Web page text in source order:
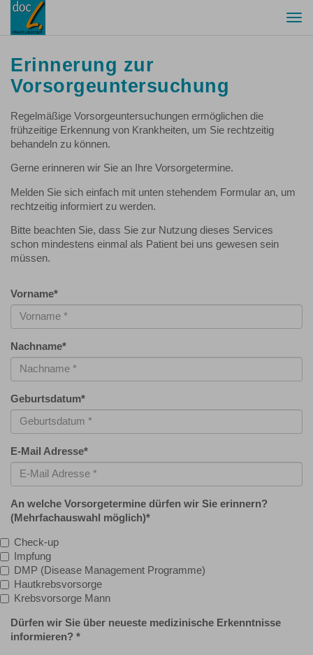
Erinnerung zur
Vorsorgeuntersuchung
Regelmäßige Vorsorgeuntersuchungen ermöglichen die
frühzeitige Erkennung von Krankheiten, um Sie rechtzeitig
behandeln zu können.
Gerne erinneren wir Sie an Ihre Vorsorgetermine.
Melden Sie sich einfach mit unten stehendem Formular an, um
rechtzeitig informiert zu werden.
Bitte beachten Sie, dass Sie zur Nutzung dieses Services
schon mindestens einmal als Patient bei uns gewesen sein
müssen.
Vorname*
Nachname*
Geburtsdatum*
E-Mail Adresse*
An welche Vorsorgetermine dürfen wir Sie erinnern?
(Mehrfachauswahl möglich)*
Check-up
Impfung
DMP (Disease Management Programme)
Hautkrebsvorsorge
Krebsvorsorge Mann
Dürfen wir Sie über neueste medizinische Erkenntnisse
informieren? *